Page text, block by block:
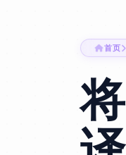
首页